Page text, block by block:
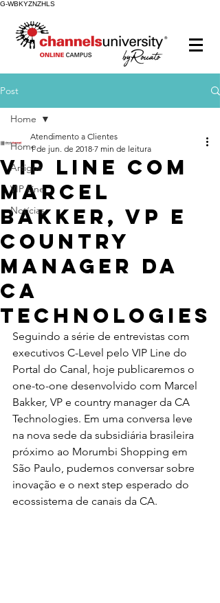
G-WBKYZNZHLS
Post
Home
Artigos
VIP Line
Notícias
Home
VIP Line com
Marcel
Bakker, VP e
country
manager da
CA
Technologies
Atendimento a Clientes
1 de jun. de 2018 7 min de leitura
Seguindo a série de entrevistas com
executivos C-Level pelo VIP Line do
Portal do Canal, hoje publicaremos o
one-to-one desenvolvido com Marcel
Bakker, VP e country manager da CA
Technologies. Em uma conversa leve
na nova sede da subsidiária brasileira
próximo ao Morumbi Shopping em
São Paulo, pudemos conversar sobre
inovação e o next step esperado do
ecossistema de canais da CA.